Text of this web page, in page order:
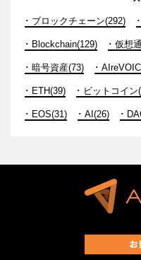
ブロックチェーン(292)
Blockchain(129) 仮想
暗号資産(73)
ETH(39) ビットコイン
EOS(31) AI(26)